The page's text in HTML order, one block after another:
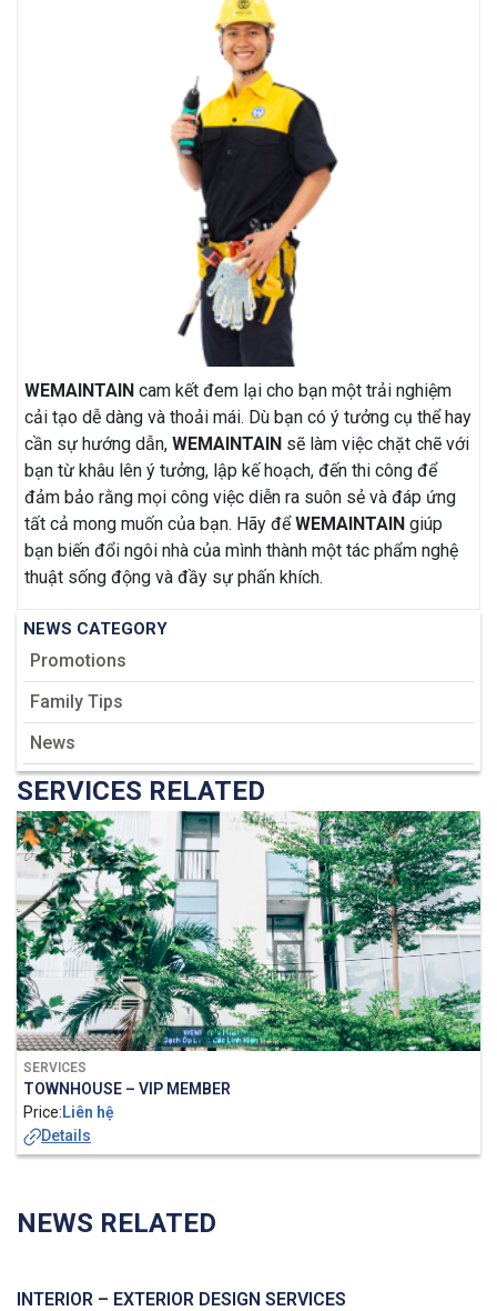
WEMAINTAIN cam kết đem lại cho bạn một trải nghiệm
cải tạo dễ dàng và thoải mái. Dù bạn có ý tưởng cụ thể hay
cần sự hướng dẫn, WEMAINTAIN sẽ làm việc chặt chẽ với
bạn từ khâu lên ý tưởng, lập kế hoạch, đến thi công để
đảm bảo rằng mọi công việc diễn ra suôn sẻ và đáp ứng
tất cả mong muốn của bạn. Hãy đểWEMAINTAIN giúp
bạn biến đổi ngôi nhà của mình thành một tác phẩm nghệ
thuật sống động và đầy sự phấn khích.
NEWS CATEGORY
Promotions
Family Tips
News
SERVICES RELATED
SERVICES
TOWNHOUSE – VIP MEMBER
Price:Liên hệ
Details
NEWS RELATED
INTERIOR – EXTERIOR DESIGN SERVICES